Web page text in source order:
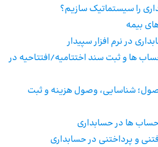
را سیستماتیک سازیم؟
بیمه
در نرم افزار سپیدار
ها و ثبت سند اختتامیه/افتتاحیه در
شناسایی، وصول هزینه و ثبت
ها در حسابداری
و پرداختنی در حسابداری